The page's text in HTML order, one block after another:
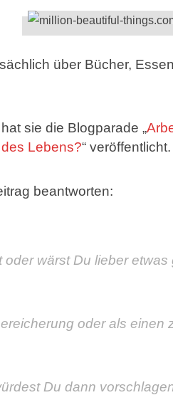
über Bücher,
sie die Blogparade „
Lebens?“ veröffentlicht.
beantworten:
wärst Du lieber
oder als einen
Du dann